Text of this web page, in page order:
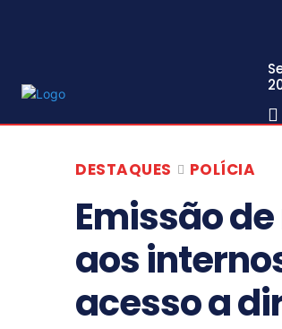
DESTAQUES POLÍCIA
Emissão
aos
acesso a